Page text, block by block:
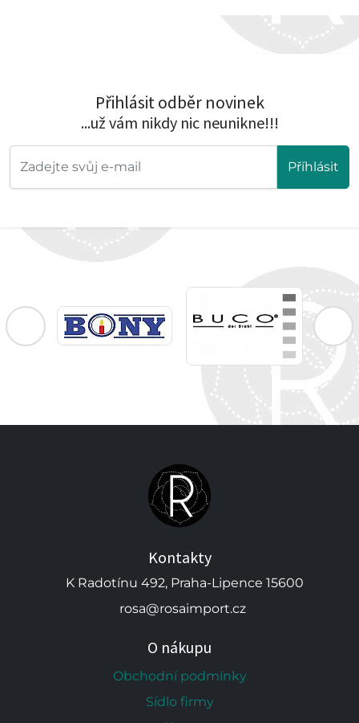
Přihlásit odběr novinek
...už vám nikdy nic neunikne!!!
Příhlásit
Kontakty
K Radotínu 492, Praha-Lipence 15600
rosa@rosaimport.cz
O nákupu
Obchodní podmínky
Sídlo firmy